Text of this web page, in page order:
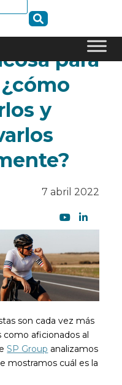
para
y
7 abril 2022
son cada vez más
como aficionados al
SP Group analizamos
mostramos cuál es la